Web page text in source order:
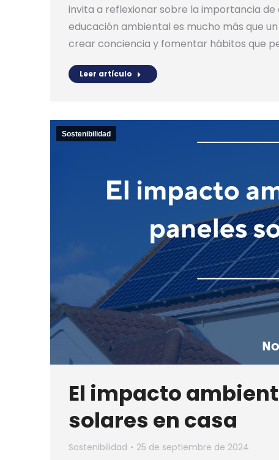
invita a reflexionar sobre la importancia
educación ambiental es mucho más que
crear conciencia y fomentar hábitos que
Leer artículo
Sostenibilidad
El impacto
solares en casa
Sostenibilidad 25 de septiembre de 2024